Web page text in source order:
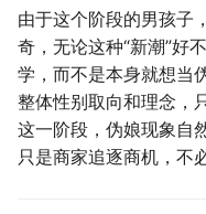
由于这个阶段的男孩子
奇，无论这种“新潮”好
学，而不是本身就想当
整体性别取向和理念，
这一阶段，伪娘现象自
只是商家追逐商机，不